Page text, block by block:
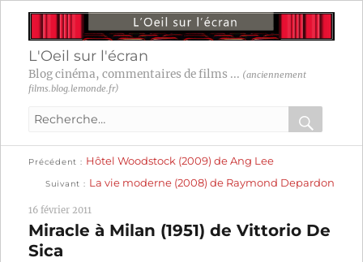
L'Oeil sur l'écran
Blog cinéma, commentaires de films ... (anciennement
films.blog.lemonde.fr)
Recherche
:
OK
Navigation
l’article
Précédent
précédente :
Hôtel Woodstock (2009) de Ang Lee
Suivant
suivante :
La vie moderne (2008) de Raymond Depardon
16 février 2011
Miracle à Milan (1951) de Vittorio De
Sica